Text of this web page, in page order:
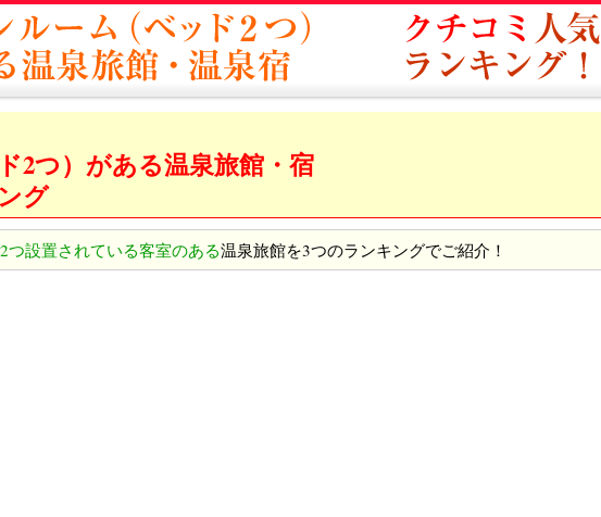
2つ）がある温泉旅館・宿
グ
設置されている客室のある温泉旅館を3つのランキングでご紹介！